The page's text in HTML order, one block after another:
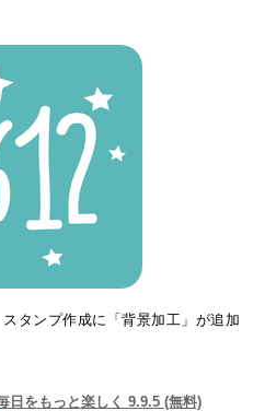
タンプ作成に「背景加工」が追加
日をもっと楽しく 9.9.5 (無料)